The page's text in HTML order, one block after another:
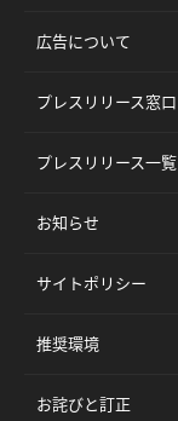
広告について
プレスリリース窓口
プレスリリース一覧
お知らせ
サイトポリシー
推奨環境
お詫びと訂正